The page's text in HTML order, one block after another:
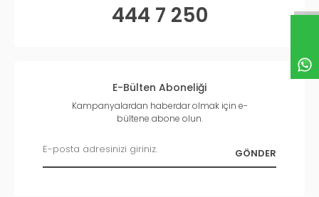
444 7 250
E-Bülten Aboneliği
Kampanyalardan haberdar olmak için e-
bültene abone olun.